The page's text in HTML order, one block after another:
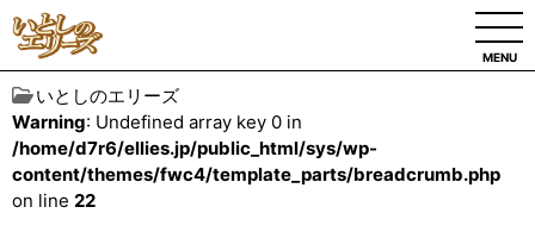
MENU
いとしのエリーズ
Warning: Undefined array key 0 in
/home/d7r6/ellies.jp/public_html/sys/wp-
content/themes/fwc4/template_parts/breadcrumb.php
on line 22